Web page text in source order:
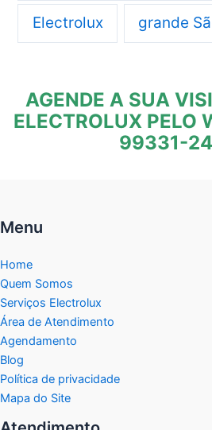
Electrolux grande
AGENDE A SUA
ELECTROLUX PELO
99331-
Menu
Home
Quem Somos
Serviços Electrolux
Área de Atendimento
Agendamento
Blog
Política de privacidade
Mapa do Site